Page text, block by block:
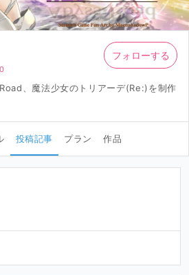
、魔法少女のトリアーデ(Re:)を制作
フォローする
投稿記事 プラン 作品